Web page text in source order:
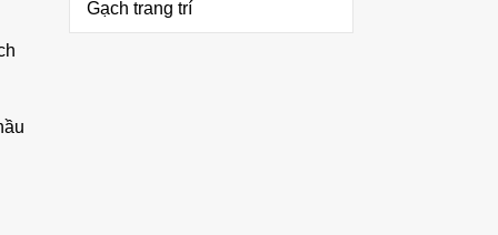
Gạch trang trí